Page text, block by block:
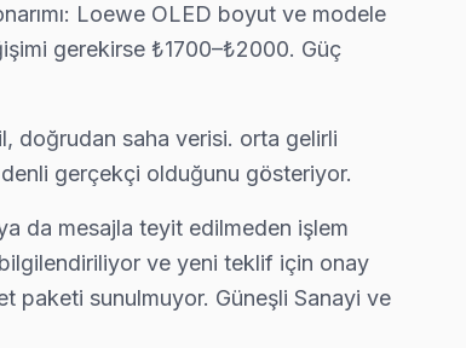
gün tamamlıyoruz.
anlatıyoruz. Bağcılar standartlarımız bu.
Loewe OLED boyut ve modele
gerekirse ₺1700–₺2000. Güç
doğrudan saha verisi. orta gelirli
gerçekçi olduğunu gösteriyor.
da mesajla teyit edilmeden işlem
ve yeni teklif için onay
paketi sunulmuyor. Güneşli Sanayi ve